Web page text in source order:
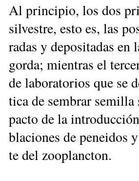
Al prin­ci­pio, los dos
sil­ves­tre, es­to es, las
ra­das y de­po­si­ta­das
gor­da; mien­tras el
de la­bo­ra­to­rios que se
ti­ca de sem­brar
pac­to de la
bla­cio­nes de pe­nei­dos
te del zoo­planc­ton.